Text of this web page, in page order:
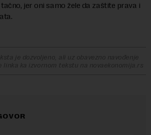
jer oni samo žele da zaštite prava i
je dozvoljeno, ali uz obavezno navođenje
ka izvornom tekstu na novaekonomija.rs